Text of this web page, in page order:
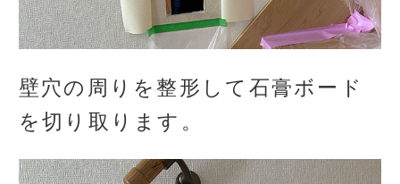
壁穴の周りを整形して石膏ボード
を切り取ります。